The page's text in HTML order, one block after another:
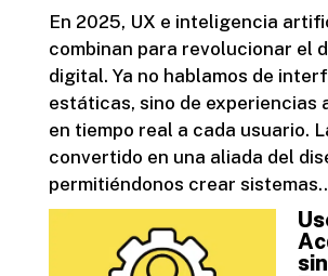
En 2025, UX e inteligencia
combinan para revolucionar el
digital. Ya no hablamos de
estáticas, sino de experiencias
en tiempo real a cada usuario.
convertido en una aliada del
permitiéndonos crear